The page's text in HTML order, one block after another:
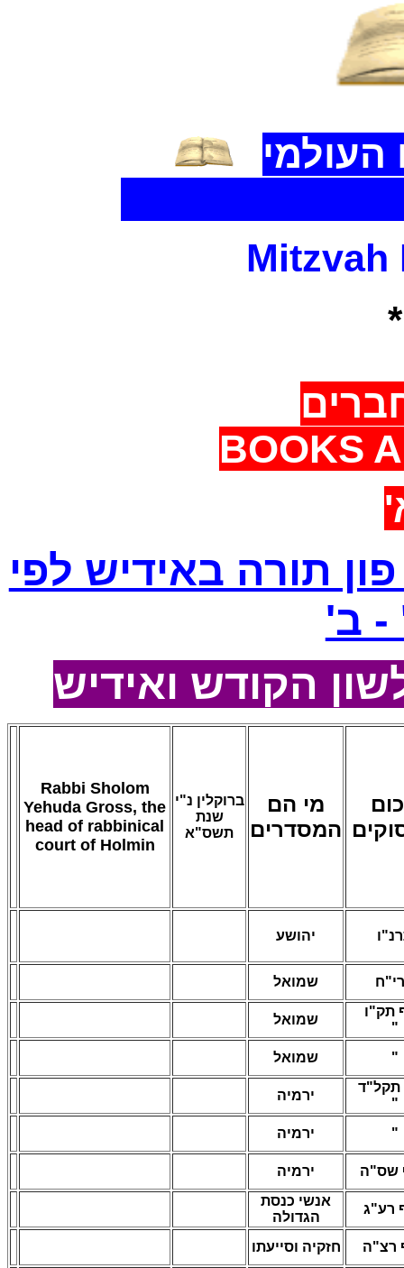
העולמי
Mitzvah
BOOKS
תורה באידיש לפי
- ב'
הקודש ואידיש
Rabbi Sholom
Yehuda Gross, the
head of rabbinical
court of Holmin
ברוקלין נ"י
שנת
תשס"א
מי הם
המסדרים
יהושע
שמואל
שמואל
תק"ו
"
שמואל
"
ירמיה
תקל"ד
"
ירמיה
"
ירמיה
שס"ה
אנשי כנסת
הגדולה
רע"ג
חזקיה וסייעתו רצ"ה